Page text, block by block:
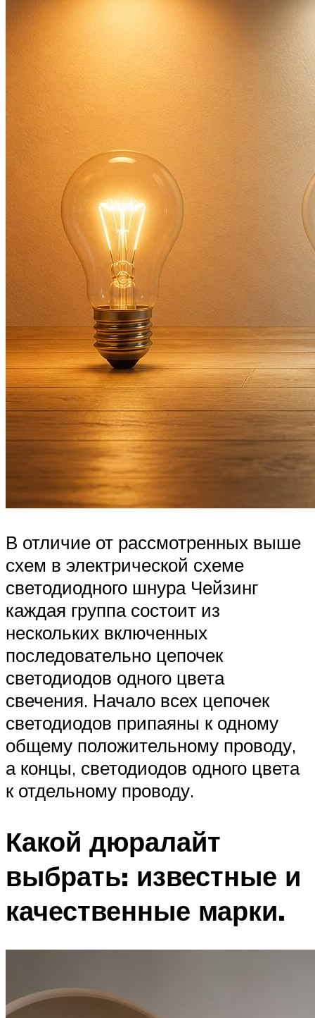
В отличие от рассмотренных выше
схем в электрической схеме
светодиодного шнура Чейзинг
каждая группа состоит из
нескольких включенных
последовательно цепочек
светодиодов одного цвета
свечения. Начало всех цепочек
светодиодов припаяны к одному
общему положительному проводу,
а концы, светодиодов одного цвета
к отдельному проводу.
Какой дюралайт
выбрать: известные и
качественные марки.